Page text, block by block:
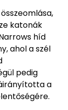
katonák
híd
ahol a szél
pedig
a